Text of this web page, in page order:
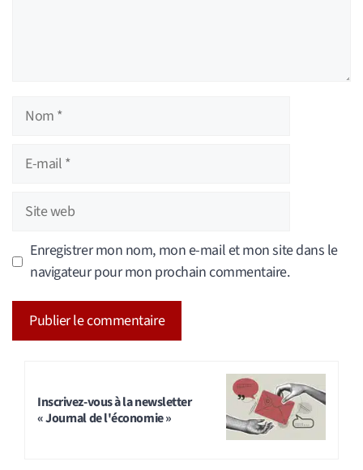
Nom
Site
Enregistrer mon nom, mon e-mail et mon site dans le
navigateur pour mon prochain commentaire.
Inscrivez-vous à la newsletter
« Journal de l'économie »